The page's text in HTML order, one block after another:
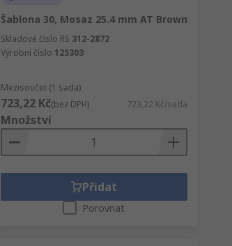
Šablona 30, Mosaz 25.4 mm AT Brown
Skladové číslo RS 312-2872
Výrobní číslo 125303
Mezisoučet (1 sada)
723,22 Kč(bez DPH) 723,22 Kč/sada
Množství
Přidat
Porovnat